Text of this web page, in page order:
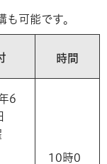
も可能です。
時間
6
10時0